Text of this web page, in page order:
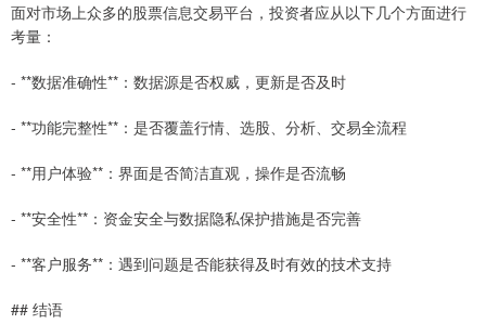
面对市场上众多的股票信息交易平台，投资者应从以下几个方面进行
考量：
- **数据准确性**：数据源是否权威，更新是否及时
- **功能完整性**：是否覆盖行情、选股、分析、交易全流程
- **用户体验**：界面是否简洁直观，操作是否流畅
- **安全性**：资金安全与数据隐私保护措施是否完善
- **客户服务**：遇到问题是否能获得及时有效的技术支持
## 结语